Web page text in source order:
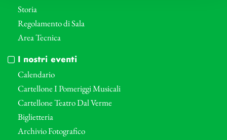
Storia
Regolamento di Sala
Area Tecnica
I nostri eventi
Calendario
Cartellone I Pomeriggi Musicali
Cartellone Teatro Dal Verme
Biglietteria
Archivio Fotografico